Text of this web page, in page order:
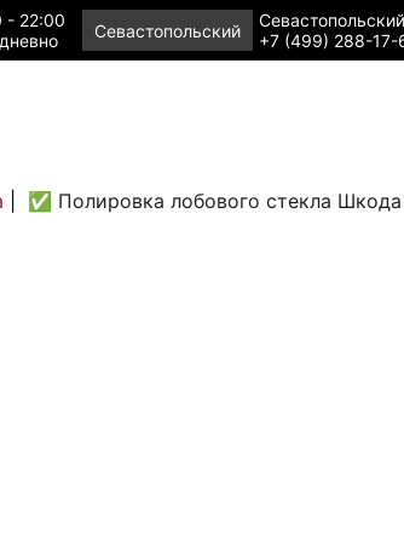
- 22:00
Севастопольский
+7 (499) 288-17-
✅ Полировка лобового стекла Шкода